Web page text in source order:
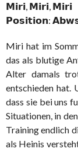
𝗠𝗶𝗿𝗶, 𝗠𝗶𝗿𝗶, 𝗠𝗶𝗿𝗶
𝗣𝗼𝘀𝗶𝘁𝗶𝗼𝗻:
Miri hat im
das als blutige
Alter damals
entschieden hat.
dass sie bei uns
Situationen, in
Training endlich
als Heinis